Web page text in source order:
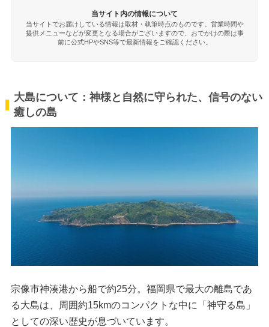
当サイト内の情報について
当サイトでお届けしている情報は取材・執筆時点のものです。営業時間や
提供メニューなどが変更となる場合がございますので、おでかけの際は事
前に公式HPやSNS等で最新情報をご確認ください。
大島について：神様と自然に守られた、信号のない
癒しの島
宗像市神湊港から船で約25分。福岡県で最大の離島であ
る大島は、周囲約15kmのコンパクトな中に「神守る島」
としての深い歴史が息づいています。